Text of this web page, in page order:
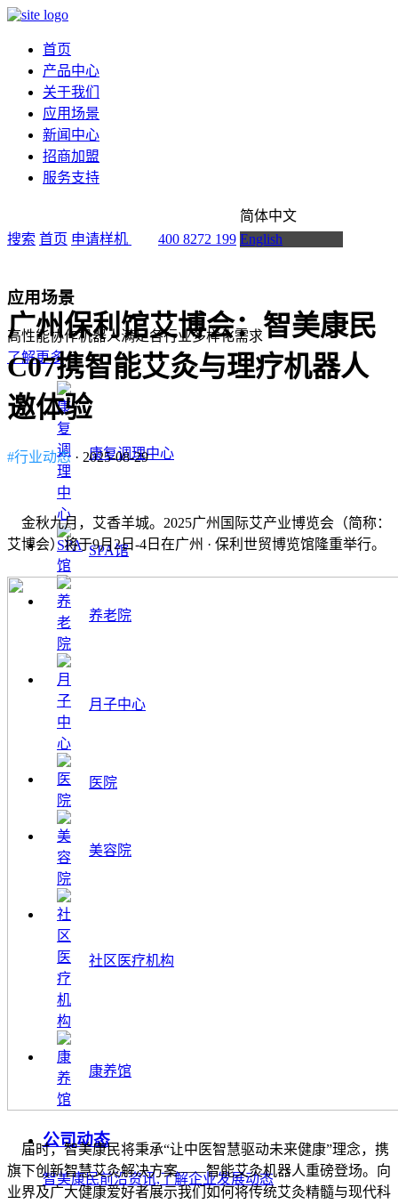
首页
产品中心
关于我们
应用场景
新闻中心
招商加盟
服务支持
搜索 首页 申请样机 400 8272 199
简体中文
English
应用场景
高性能协作机器人满足各行业多样化需求
了解更多
康复调理中心
SPA馆
养老院
月子中心
医院
美容院
社区医疗机构
康养馆
公司动态
智美康民前沿资讯,了解企业发展动态
广州保利馆艾博会：智美康民
C07携智能艾灸与理疗机器人
邀体验
#行业动态 · 2025-08-29
金秋九月，艾香羊城。2025广州国际艾产业博览会（简称：
艾博会）将于9月2日-4日在广州 · 保利世贸博览馆隆重举行。
届时，智美康民将秉承“让中医智慧驱动未来健康”理念，携
旗下创新智慧艾灸解决方案——智能艾灸机器人重磅登场。向
业界及广大健康爱好者展示我们如何将传统艾灸精髓与现代科